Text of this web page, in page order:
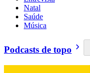
Natal
Saúde
Música
Podcasts de topo